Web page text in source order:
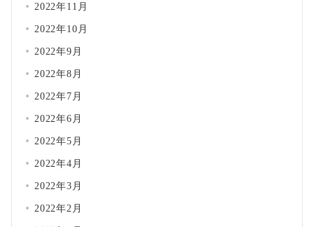
2022年11月
2022年10月
2022年9月
2022年8月
2022年7月
2022年6月
2022年5月
2022年4月
2022年3月
2022年2月